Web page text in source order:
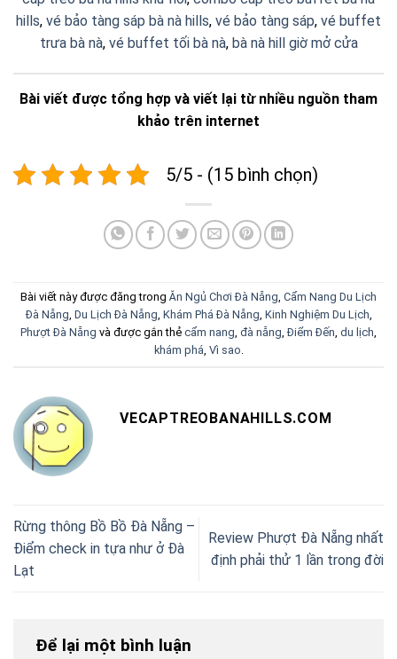
hills, vé bảo tàng sáp bà nà hills, vé bảo tàng sáp, vé buffet
trưa bà nà, vé buffet tối bà nà, bà nà hill giờ mở cửa
Bài viết được tổng hợp và viết lại từ nhiều nguồn tham
khảo trên internet
5/5 - (15 bình chọn)
Bài viết này được đăng trong Ăn Ngủ Chơi Đà Nẵng, Cẩm Nang Du Lịch
Đà Nẵng, Du Lịch Đà Nẵng, Khám Phá Đà Nẵng, Kinh Nghiệm Du Lịch,
Phượt Đà Nẵng và được gắn thẻ cẩm nang, đà nẵng,Điểm Đến, du lịch,
khám phá, Vì sao.
VECAPTREOBANAHILLS.COM
Rừng thông Bồ Bồ Đà Nẵng –
Điểm check in tựa như ở Đà
Lạt
Review Phượt Đà Nẵng nhất
định phải thử 1 lần trong đời
Để lại một bình luận